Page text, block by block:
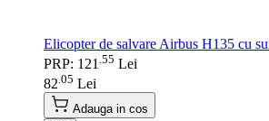
Elicopter de salvare Airbus H135 cu
PRP: 121 55 Lei
82 05 Lei
Adauga in cos